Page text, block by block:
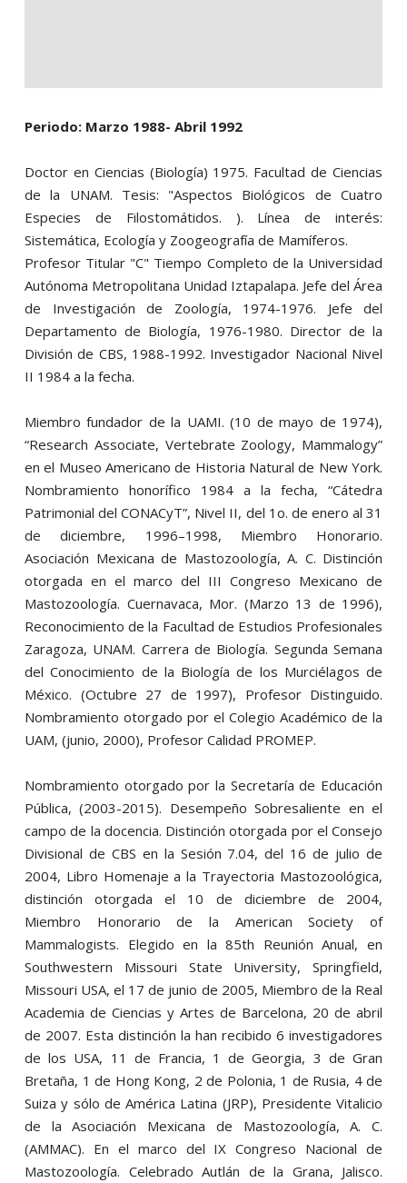
Periodo: Marzo 1988- Abril 1992
Doctor en Ciencias (Biología) 1975. Facultad de Ciencias
de la UNAM. Tesis: "Aspectos Biológicos de Cuatro
Especies de Filostomátidos. ). Línea de interés:
Sistemática, Ecología y Zoogeografía de Mamíferos.
Profesor Titular "C" Tiempo Completo de la Universidad
Autónoma Metropolitana Unidad Iztapalapa. Jefe del Área
de Investigación de Zoología, 1974-1976. Jefe del
Departamento de Biología, 1976-1980. Director de la
División de CBS, 1988-1992. Investigador Nacional Nivel
II 1984 a la fecha.
Miembro fundador de la UAMI. (10 de mayo de 1974),
“Research Associate, Vertebrate Zoology, Mammalogy”
en el Museo Americano de Historia Natural de New York.
Nombramiento honorífico 1984 a la fecha, “Cátedra
Patrimonial del CONACyT”, Nivel II, del 1o. de enero al 31
de diciembre, 1996–1998, Miembro Honorario.
Asociación Mexicana de Mastozoología, A. C. Distinción
otorgada en el marco del III Congreso Mexicano de
Mastozoología. Cuernavaca, Mor. (Marzo 13 de 1996),
Reconocimiento de la Facultad de Estudios Profesionales
Zaragoza, UNAM. Carrera de Biología. Segunda Semana
del Conocimiento de la Biología de los Murciélagos de
México. (Octubre 27 de 1997), Profesor Distinguido.
Nombramiento otorgado por el Colegio Académico de la
UAM, (junio, 2000), Profesor Calidad PROMEP.
Nombramiento otorgado por la Secretaría de Educación
Pública, (2003-2015). Desempeño Sobresaliente en el
campo de la docencia. Distinción otorgada por el Consejo
Divisional de CBS en la Sesión 7.04, del 16 de julio de
2004, Libro Homenaje a la Trayectoria Mastozoológica,
distinción otorgada el 10 de diciembre de 2004,
Miembro Honorario de la American Society of
Mammalogists. Elegido en la 85th Reunión Anual, en
Southwestern Missouri State University, Springfield,
Missouri USA, el 17 de junio de 2005, Miembro de la Real
Academia de Ciencias y Artes de Barcelona, 20 de abril
de 2007. Esta distinción la han recibido 6 investigadores
de los USA, 11 de Francia, 1 de Georgia, 3 de Gran
Bretaña, 1 de Hong Kong, 2 de Polonia, 1 de Rusia, 4 de
Suiza y sólo de América Latina (JRP), Presidente Vitalicio
de la Asociación Mexicana de Mastozoología, A. C.
(AMMAC). En el marco del IX Congreso Nacional de
Mastozoología. Celebrado Autlán de la Grana, Jalisco.